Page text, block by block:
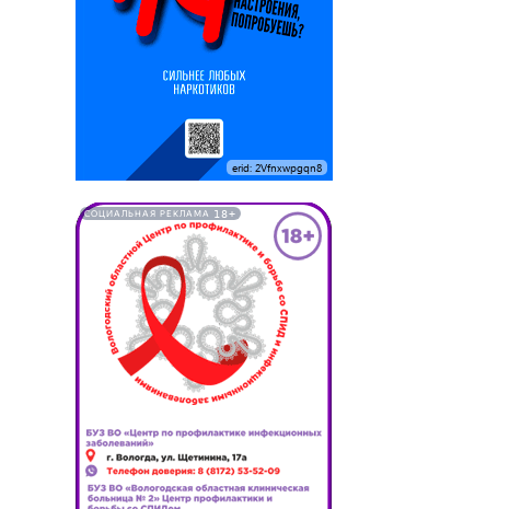
erid: 2Vfnxwpgqn8
СОЦИАЛЬНАЯ РЕКЛАМА 18+